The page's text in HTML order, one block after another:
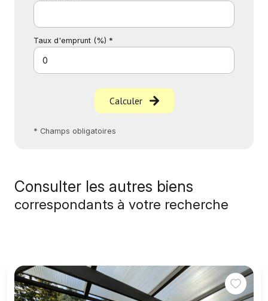
Taux d'emprunt (%) *
Calculer
* Champs obligatoires
Consulter les autres biens
correspondants à votre recherche